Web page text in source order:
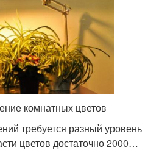
комнатных цветов
требуется разный уровень
цветов достаточно 2000…